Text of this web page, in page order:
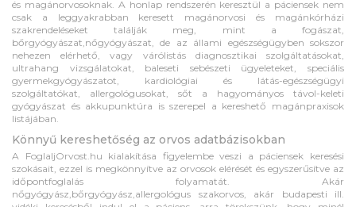
és magánorvosoknak. A honlap rendszerén keresztül a páciensek nem
csak a leggyakrabban keresett magánorvosi és magánkórházi
szakrendeléseket találják meg, mint a fogászat,
bőrgyógyászat,nőgyógyászat, de az állami egészségügyben sokszor
nehezen elérhető, vagy várólistás diagnosztikai szolgáltatásokat,
ultrahang vizsgálatokat, baleseti sebészeti ügyeleteket, speciális
gyermekgyógyászatot, kardiológiai és látás-egészségügyi
szolgáltatókat, allergológusokat, sőt a hagyományos távol-keleti
gyógyászat és akkupunktúra is szerepel a kereshető magánpraxisok
listájában.
Könnyű kereshetőség az orvos adatbázisokban
A FoglaljOrvost.hu kialakítása figyelembe veszi a páciensek keresési
szokásait, ezzel is megkönnyítve az orvosok elérését és egyszerűsítve az
időpontfoglalás folyamatát. Akár
nőgyógyász,bőrgyógyász,allergológus szakorvos, akár budapesti ill.